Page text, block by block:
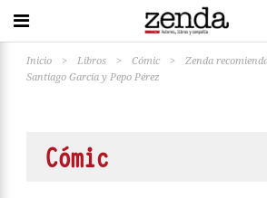
Inicio > Libros > Cómic >
Zenda
Santiago García y Pepo Pérez
Cómic